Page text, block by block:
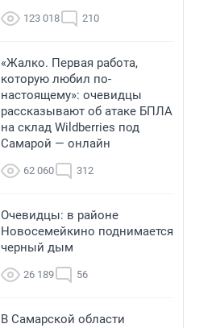
123 018 210
«Жалко. Первая работа,
которую любил по-
настоящему»: очевидцы
рассказывают об атаке БПЛА
на склад Wildberries под
Самарой — онлайн
62 060 312
Очевидцы: в районе
Новосемейкино поднимается
черный дым
26 189 56
В Самарской области